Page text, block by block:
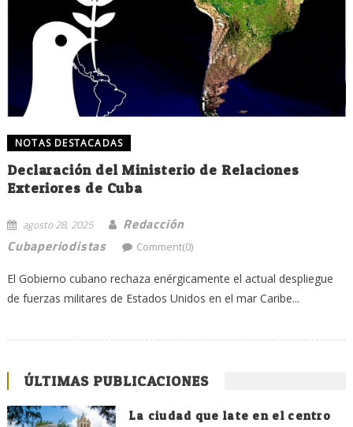
NOTAS DESTACADAS
Declaración del Ministerio de Relaciones
Exteriores de Cuba
agosto 28, 2025
Redacción
Cubaperiodistas
Comment(0)
El Gobierno cubano rechaza enérgicamente el actual despliegue
de fuerzas militares de Estados Unidos en el mar Caribe...
ÚLTIMAS PUBLICACIONES
La ciudad que late en el centro